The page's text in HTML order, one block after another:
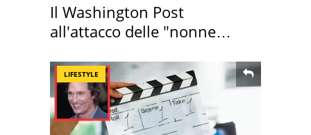
Il Washington Post
all'attacco delle "nonne
LIFESTYLE